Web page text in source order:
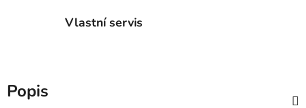
Vlastní servis
Popis